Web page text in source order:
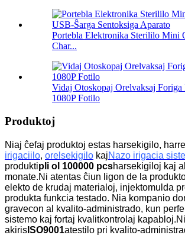
Portebla Elektronika Sterililo Mini
Char...
Vidaj Otoskopaj Orelvaksaj
1080P Fotilo
Produktoj
Niaj ĉefaj produktoj estas harsekigilo,
irigaciilo, orelsekigilo kajNazo irigacia
produktipli ol 100000 pcsharsekigiloj kaj
monate.Ni atentas ĉiun ligon de la
elekto de krudaj materialoj, injektomulda
produkta funkcia testado. Nia kompanio
gravecon al kvalito-administrado, kun
sistemo kaj fortaj kvalitkontrolaj
akiris ISO9001atestilo pri kvalito-